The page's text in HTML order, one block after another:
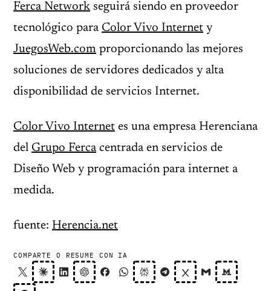
Ferca Network seguirá siendo en proveedor
tecnológico para Color Vivo Internet y
JuegosWeb.com proporcionando las mejores
soluciones de servidores dedicados y alta
disponibilidad de servicios Internet.
Color Vivo Internet es una empresa Herenciana
del Grupo Ferca centrada en servicios de
Diseño Web y programación para internet a
medida.
fuente: Herencia.net
COMPARTE O RESUME CON IA